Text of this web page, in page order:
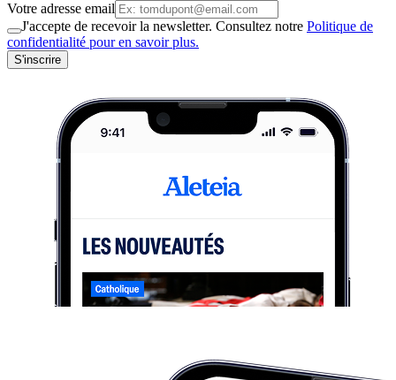
Votre adresse email
J'accepte de recevoir la newsletter. Consultez notre Politique de
confidentialité pour en savoir plus.
S'inscrire